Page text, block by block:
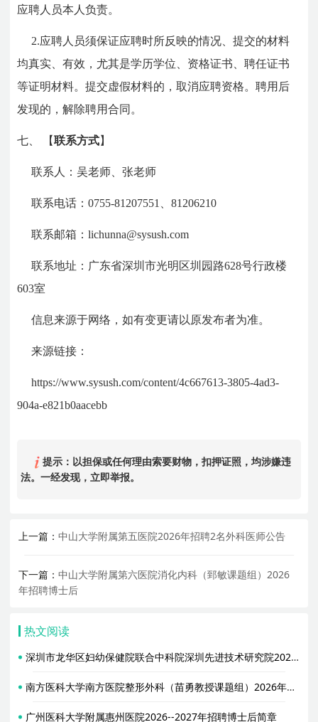
应聘人员本人负责。
2.应聘人员须保证应聘时所反映的情况、提交的材料
均真实、有效，尤其是学历学位、资格证书、聘任证书
等证明材料。提交虚假材料的，取消应聘资格。聘用后
发现的，解除聘用合同。
七、 【联系方式】
联系人：吴老师、张老师
联系电话：0755-81207551、81206210
联系邮箱：lichunna@sysush.com
联系地址：广东省深圳市光明区圳园路628号行政楼
603室
信息来源于网络，如有变更请以原发布者为准。
来源链接：
https://www.sysush.com/content/4c667613-3805-4ad3-
904a-e821b0aacebb
提示：以担保或任何理由索要财物，扣押证照，均涉嫌违
法。一经发现，立即举报。
上一篇：中山大学附属第五医院2026年招聘2名外科医师公告
下一篇：中山大学附属第六医院消化内科（郅敏课题组）2026
年招聘博士后
热文阅读
深圳市龙华区妇幼保健院联合中科院深圳先进技术研究院2026年招聘博士后
南方医科大学南方医院整形外科（苗勇教授课题组）2026年招聘博士后启事
广州医科大学附属惠州医院2026--2027年招聘博士后简章